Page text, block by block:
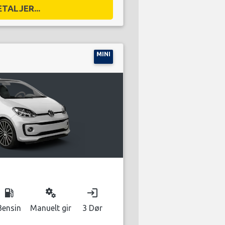
MINI
local_gas_station miscellaneous_services
Manuelt gir
login
3 Dør